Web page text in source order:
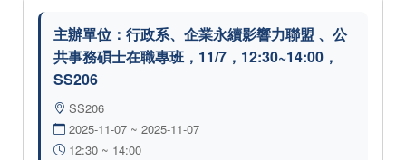
主辦單位：行政系、企業永續影響力聯盟 、公
共事務碩士在職專班，11/7，12:30~14:00，
SS206
SS206
2025-11-07 ~ 2025-11-07
12:30 ~ 14:00